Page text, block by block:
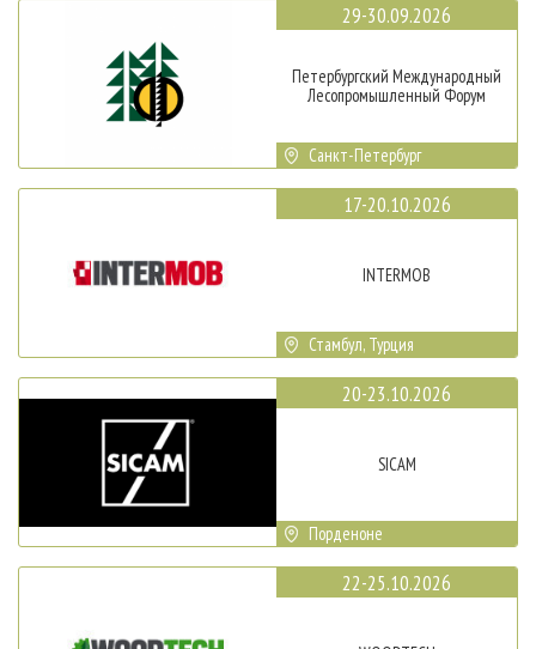
29-30.09.2026
Петербургский Международный
Лесопромышленный Форум
Санкт-Петербург
17-20.10.2026
INTERMOB
Стамбул, Турция
20-23.10.2026
SICAM
Порденоне
22-25.10.2026